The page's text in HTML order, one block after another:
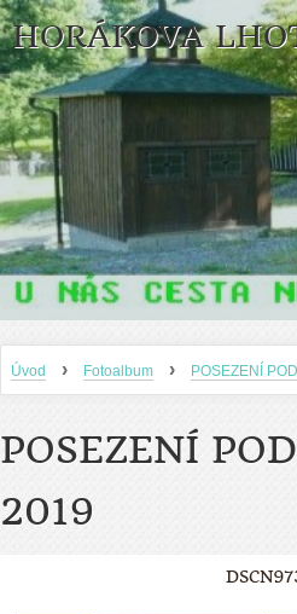
HORÁKOVA
Úvod › Fotoalbum › POSEZENÍ
POSEZENÍ
2019